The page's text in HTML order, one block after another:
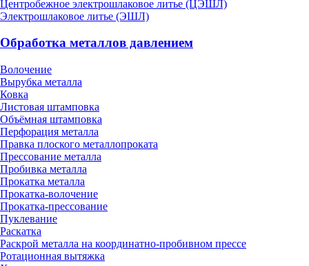
Центробежное электрошлаковое литье (ЦЭШЛ)
Электрошлаковое литье (ЭШЛ)
Обработка металлов давлением
Волочение
Вырубка металла
Ковка
Листовая штамповка
Объёмная штамповка
Перфорация металла
Правка плоского металлопроката
Прессование металла
Пробивка металла
Прокатка металла
Прокатка-волочение
Прокатка-прессование
Пуклевание
Раскатка
Раскрой металла на координатно-пробивном прессе
Ротационная вытяжка